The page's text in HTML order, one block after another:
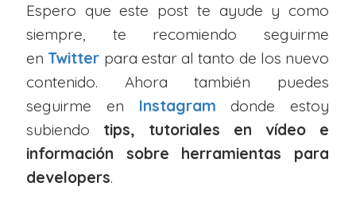
Espero que este post te ayude y como
siempre, te recomiendo seguirme
en Twitter para estar al tanto de los nuevo
contenido. Ahora también puedes
seguirme en Instagram donde estoy
subiendo tips, tutoriales en vídeo e
información sobre herramientas para
developers.